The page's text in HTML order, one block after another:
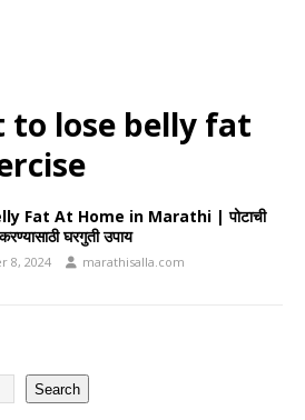
to lose belly fat
Fat At Home in Marathi | पोटाची
घरगुती उपाय
8, 2024 marathisalla.com
Search